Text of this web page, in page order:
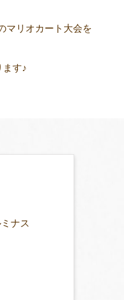
マリオカート大会を
ます♪
ナス